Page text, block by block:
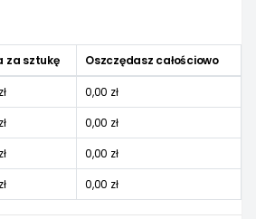
za sztukę Oszczędasz całościowo
0,00 zł
0,00 zł
0,00 zł
0,00 zł